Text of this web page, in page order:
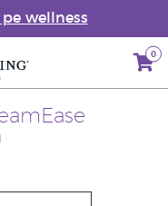
wellness
0